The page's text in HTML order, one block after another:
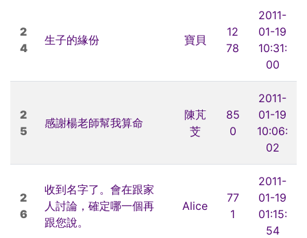
2
4
生子的緣份 寶貝
12
78
2011-
01-19
10:31:
00
2
5
感謝楊老師幫我算命
陳芃
芠
85
0
2011-
01-19
10:06:
02
2
6
收到名字了。會在跟家
人討論，確定哪一個再
跟您說。
Alice
77
1
2011-
01-19
01:15:
54